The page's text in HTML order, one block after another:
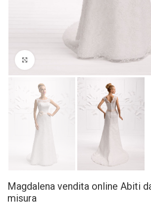
Click to enlarge
Magdalena vendita online Abiti
misura